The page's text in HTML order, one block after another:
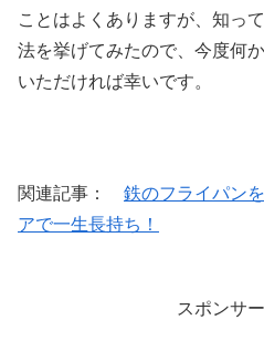
ことはよくありますが、知っ
法を挙げてみたので、今度何
いただければ幸いです。
関連記事： 鉄のフライパン
アで一生長持ち！
スポンサ